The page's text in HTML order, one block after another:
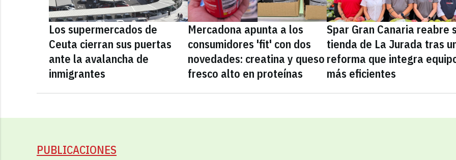
Los supermercados de
Ceuta cierran sus puertas
ante la avalancha de
inmigrantes
Mercadona apunta a los
consumidores 'fit' con dos
novedades: creatina y queso
fresco alto en proteínas
Spar Gran Canaria reabre
tienda de La Jurada tras
reforma que integra
más eficientes
PUBLICACIONES